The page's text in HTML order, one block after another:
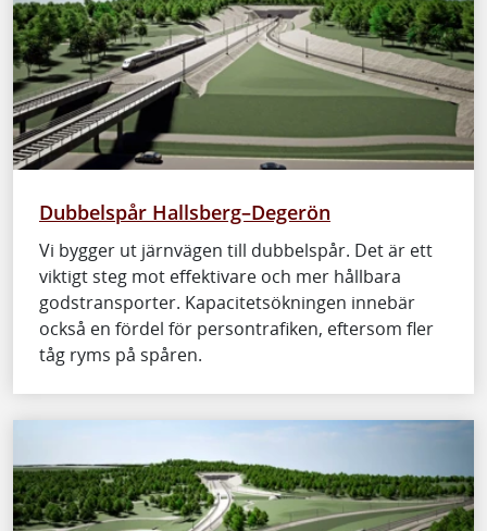
Dubbelspår Hallsberg–Degerön
Vi bygger ut järnvägen till dubbelspår. Det är ett
viktigt steg mot effektivare och mer hållbara
godstransporter. Kapacitetsökningen innebär
också en fördel för persontrafiken, eftersom fler
tåg ryms på spåren.